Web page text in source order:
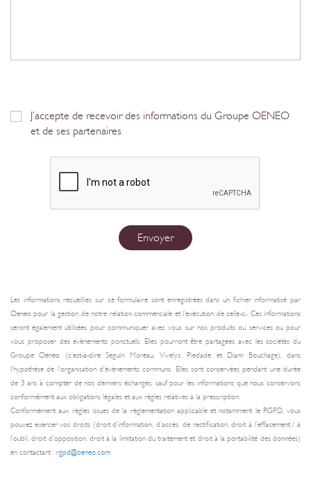
J’accepte de recevoir des informations du Groupe OENEO
et de ses partenaires
Envoyer
Les informations recueillies sur ce formulaire sont enregistrées dans un fichier informatisé par
Oeneo pour la gestion de notre relation commerciale et l’exécution de celle-ci. Ces informations
seront également utilisées pour communiquer avec vous sur nos produits ou services ou pour
vous proposer des évènements ponctuels. Elles pourront être partagées avec les sociétés du
Groupe Oeneo (c’est-à-dire Seguin Moreau, Vivelys, Piedade et Diam Bouchage), dans
l’hypothèse de l’organisation d’évènements communs. Elles sont conservées pendant une durée
de 3 ans à compter de nos derniers échanges, sauf pour les informations que nous conservons
conformément aux obligations légales et aux règles relatives à la prescription.
Conformément aux règles issues de la règlementation applicable et notamment le RGPD, vous
pouvez exercer vos droits (droit d’information, d’accès, de rectification, droit à l’effacement / à
l’oubli, droit d’opposition, droit à la limitation du traitement et droit à la portabilité des données)
en contactant : rgpd@oeneo.com